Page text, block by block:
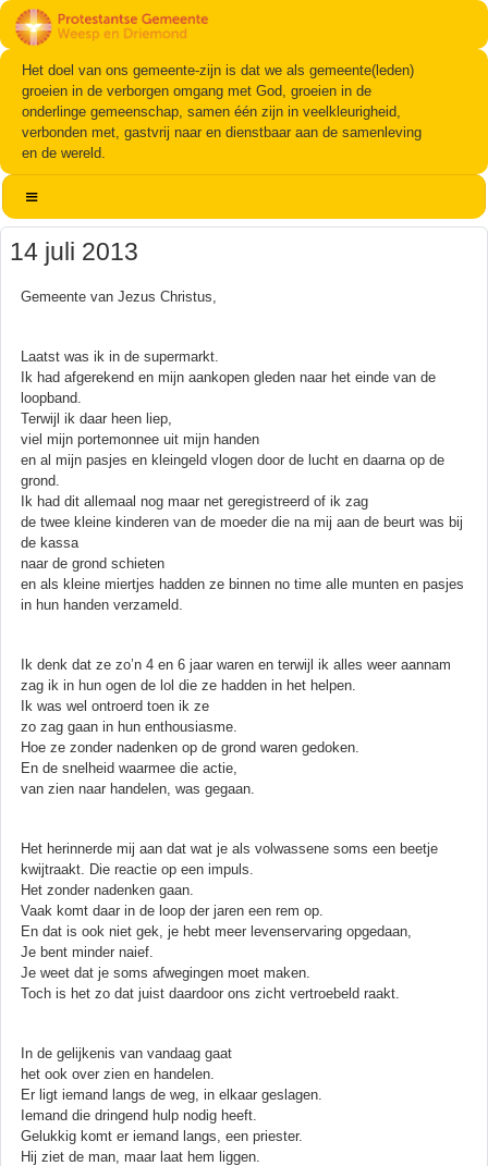
Het doel van ons gemeente-zijn is dat we als gemeente(leden)
groeien in de verborgen omgang met God, groeien in de
onderlinge gemeenschap, samen één zijn in veelkleurigheid,
verbonden met, gastvrij naar en dienstbaar aan de samenleving
en de wereld.
14 juli 2013
Gemeente van Jezus Christus,
Laatst was ik in de supermarkt.
Ik had afgerekend en mijn aankopen gleden naar het einde van de
loopband.
Terwijl ik daar heen liep,
viel mijn portemonnee uit mijn handen
en al mijn pasjes en kleingeld vlogen door de lucht en daarna op de
grond.
Ik had dit allemaal nog maar net geregistreerd of ik zag
de twee kleine kinderen van de moeder die na mij aan de beurt was bij
de kassa
naar de grond schieten
en als kleine miertjes hadden ze binnen no time alle munten en pasjes
in hun handen verzameld.
Ik denk dat ze zo’n 4 en 6 jaar waren en terwijl ik alles weer aannam
zag ik in hun ogen de lol die ze hadden in het helpen.
Ik was wel ontroerd toen ik ze
zo zag gaan in hun enthousiasme.
Hoe ze zonder nadenken op de grond waren gedoken.
En de snelheid waarmee die actie,
van zien naar handelen, was gegaan.
Het herinnerde mij aan dat wat je als volwassene soms een beetje
kwijtraakt. Die reactie op een impuls.
Het zonder nadenken gaan.
Vaak komt daar in de loop der jaren een rem op.
En dat is ook niet gek, je hebt meer levenservaring opgedaan,
Je bent minder naief.
Je weet dat je soms afwegingen moet maken.
Toch is het zo dat juist daardoor ons zicht vertroebeld raakt.
In de gelijkenis van vandaag gaat
het ook over zien en handelen.
Er ligt iemand langs de weg, in elkaar geslagen.
Iemand die dringend hulp nodig heeft.
Gelukkig komt er iemand langs, een priester.
Hij ziet de man, maar laat hem liggen.